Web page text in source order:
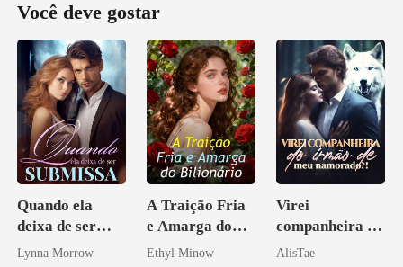
Você deve gostar
Quando ela
deixa de ser
submissa
Lynna Morrow
A Traição Fria
e Amarga do
Bilionário
Ethyl Minow
Virei
companheira do
irmão de meu
AlisTae